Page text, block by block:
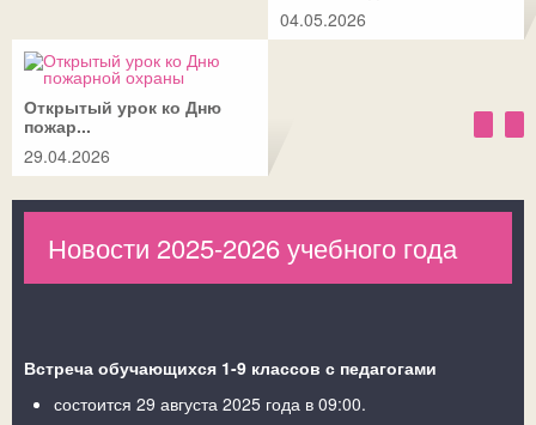
04.05.2026
Открытый урок ко Дню
пожар...
29.04.2026
Новости 2025-2026 учебного года
Встреча обучающихся 1-9 классов с педагогами
состоится 29 августа 2025 года в 09:00.